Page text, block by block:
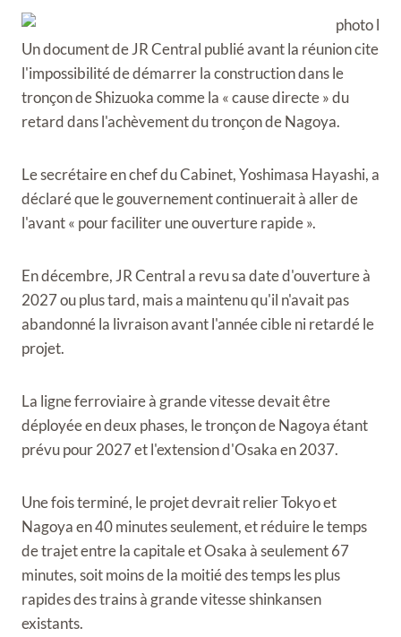
Un document de JR Central publié avant la réunion cite
l'impossibilité de démarrer la construction dans le
tronçon de Shizuoka comme la « cause directe » du
retard dans l'achèvement du tronçon de Nagoya.
Le secrétaire en chef du Cabinet, Yoshimasa Hayashi, a
déclaré que le gouvernement continuerait à aller de
l'avant « pour faciliter une ouverture rapide ».
En décembre, JR Central a revu sa date d'ouverture à
2027 ou plus tard, mais a maintenu qu'il n'avait pas
abandonné la livraison avant l'année cible ni retardé le
projet.
La ligne ferroviaire à grande vitesse devait être
déployée en deux phases, le tronçon de Nagoya étant
prévu pour 2027 et l'extension d'Osaka en 2037.
Une fois terminé, le projet devrait relier Tokyo et
Nagoya en 40 minutes seulement, et réduire le temps
de trajet entre la capitale et Osaka à seulement 67
minutes, soit moins de la moitié des temps les plus
rapides des trains à grande vitesse shinkansen
existants.